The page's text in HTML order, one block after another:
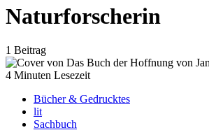
Naturforscherin
1 Beitrag
4 Minuten Lesezeit
Bücher & Gedrucktes
lit
Sachbuch